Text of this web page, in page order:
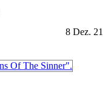
8 Dez. 21